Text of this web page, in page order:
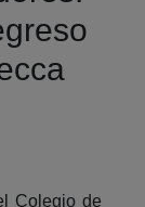
Colegio de